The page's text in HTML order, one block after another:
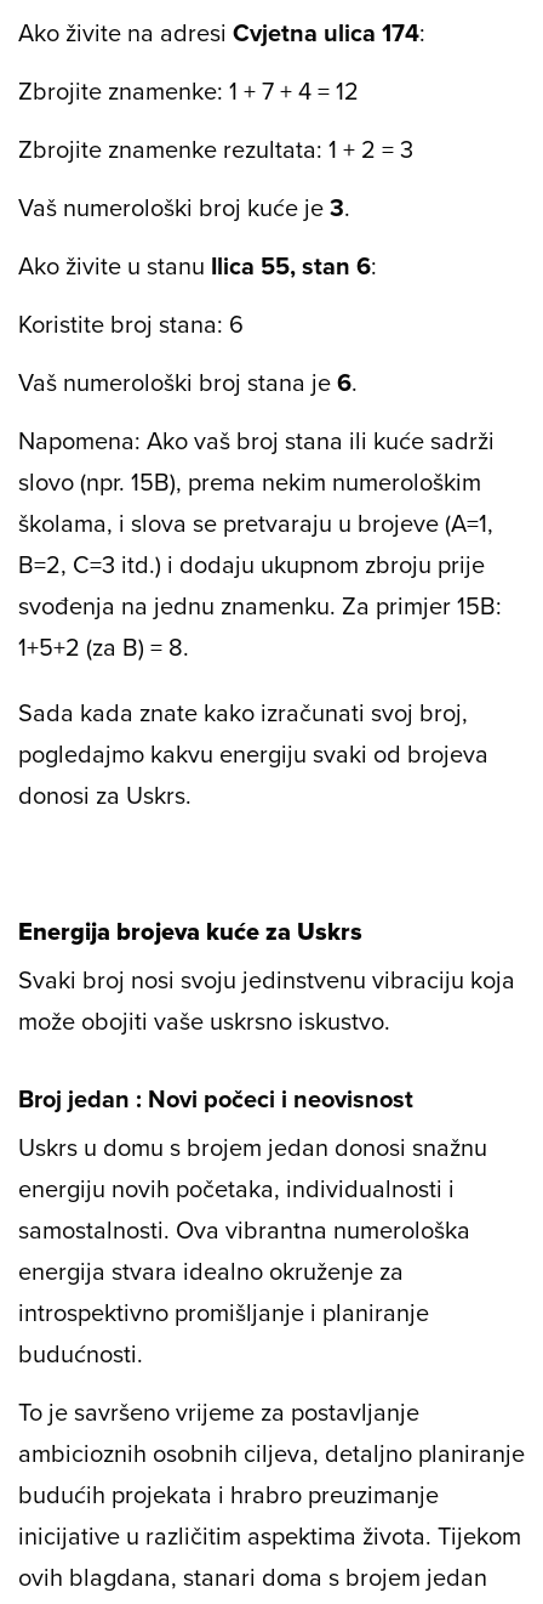
Ako živite na adresi Cvjetna ulica 174:
Zbrojite znamenke: 1 + 7 + 4 = 12
Zbrojite znamenke rezultata: 1 + 2 = 3
Vaš numerološki broj kuće je3.
Ako živite u stanu Ilica 55, stan 6:
Koristite broj stana: 6
Vaš numerološki broj stana je6.
Napomena: Ako vaš broj stana ili kuće sadrži
slovo (npr. 15B), prema nekim numerološkim
školama, i slova se pretvaraju u brojeve (A=1,
B=2, C=3 itd.) i dodaju ukupnom zbroju prije
svođenja na jednu znamenku. Za primjer 15B:
1+5+2 (za B) = 8.
Sada kada znate kako izračunati svoj broj,
pogledajmo kakvu energiju svaki od brojeva
donosi za Uskrs.
Energija brojeva kuće za Uskrs
Svaki broj nosi svoju jedinstvenu vibraciju koja
može obojiti vaše uskrsno iskustvo.
Broj jedan : Novi počeci i neovisnost
Uskrs u domu s brojem jedan donosi snažnu
energiju novih početaka, individualnosti i
samostalnosti. Ova vibrantna numerološka
energija stvara idealno okruženje za
introspektivno promišljanje i planiranje
budućnosti.
To je savršeno vrijeme za postavljanje
ambicioznih osobnih ciljeva, detaljno planiranje
budućih projekata i hrabro preuzimanje
inicijative u različitim aspektima života. Tijekom
ovih blagdana, stanari doma s brojem jedan